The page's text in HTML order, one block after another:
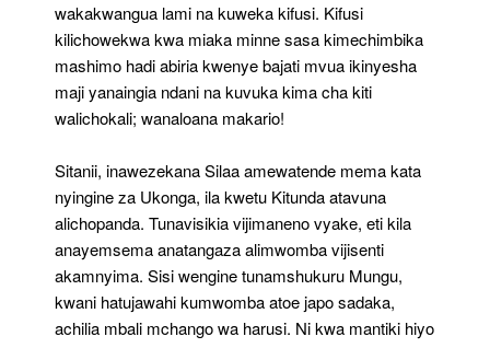
wakakwangua lami na kuweka kifusi. Kifusi
kilichowekwa kwa miaka minne sasa kimechimbika
mashimo hadi abiria kwenye bajati mvua ikinyesha
maji yanaingia ndani na kuvuka kima cha kiti
walichokali; wanaloana makario!
Sitanii, inawezekana Silaa amewatende mema kata
nyingine za Ukonga, ila kwetu Kitunda atavuna
alichopanda. Tunavisikia vijimaneno vyake, eti kila
anayemsema anatangaza alimwomba vijisenti
akamnyima. Sisi wengine tunamshukuru Mungu,
kwani hatujawahi kumwomba atoe japo sadaka,
achilia mbali mchango wa harusi. Ni kwa mantiki hiyo